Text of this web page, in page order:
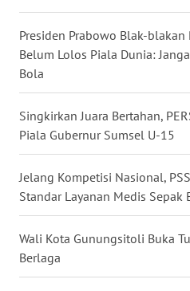
Presiden Prabowo Blak-
Belum Lolos Piala Dunia:
Bola
Singkirkan Juara Bertahan,
Piala Gubernur Sumsel U-15
Jelang Kompetisi Nasional,
Standar Layanan Medis Sepak
Wali Kota Gunungsitoli Buka
Berlaga
BABEL
WN
SUMSEL
WN
BENGKULU
WN
LAMPUNG